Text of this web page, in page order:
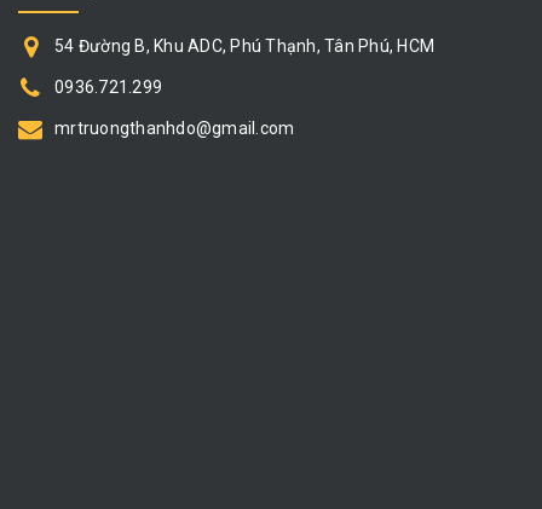
54 Đường B, Khu ADC, Phú Thạnh, Tân Phú, HCM
0936.721.299
mrtruongthanhdo@gmail.com